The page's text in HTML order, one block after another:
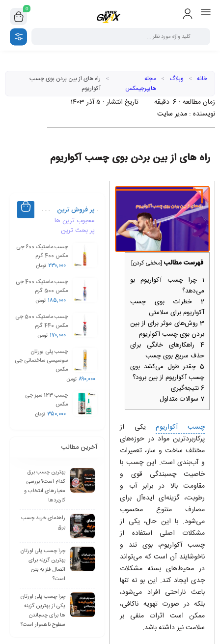
0
خانه > وبلاگ > مجله
هایپرجیمکس
> راه‌ های از بین بردن بوی چسب
آکواریوم
زمان مطالعه : 6 دقیقه تاریخ انتشار : 5 آذر 1403
نویسنده : مدیر سایت
راه‌ های از بین بردن بوی چسب آکواریوم
فهرست مطالب [مخفی کردن]
1 چرا چسب آکواریوم بو
می‌دهد؟
2 خطرات بوی چسب
آکواریوم برای سلامتی
3 روش‌های موثر برای از بین
بردن بوی چسب آکواریوم
4 راهکارهای خانگی برای
حذف سریع بوی چسب
5 چقدر طول می‌کشد بوی
چسب آکواریوم از بین برود؟
6نتیجه‌گیری
7 سوالات متداول
چسب آکواریوم یکی از
پرکاربردترین مواد در حوزه‌های
مختلف ساخت و ساز، تعمیرات
و آب‌بندی است. این چسب با
خاصیت چسبندگی قوی و
مقاومت بالا در برابر آب و
رطوبت، گزینه‌ای ایده‌آل برای
مصارف متنوع محسوب
می‌شود. با این حال، یکی از
مشکلات اصلی استفاده از
چسب آکواریوم، بوی تند و
ناخوشایند آن است که می‌تواند
در محیط‌های بسته مشکلات
جدی ایجاد کند. این بو نه تنها
باعث ناراحتی افراد می‌شود،
بلکه در صورت تهویه ناکافی،
ممکن است اثرات منفی بر
سلامت نیز داشته باشد.
پر فروش ترین
محبوب ترین ها
پر بحث ترین
چسب ماستیک 600 جی
مکس 400 گرم
۲۳۰,۰۰۰ تومان
چسب ماستیک 400 جی
مکس 500 گرم
۱۸۵,۰۰۰ تومان
چسب ماستیک 500 جی
مکس 440 گرم
۱۷۰,۰۰۰ تومان
چسب پلی یورتان
سوسیسی ساختمانی جی
مکس
۸۹۰,۰۰۰ تومان
چسب 123 سبز جی
مکس
۳۵۰,۰۰۰ تومان
آخرین مطالب
بهترین چسب برق
کدام است؟ بررسی
معیارهای انتخاب و
کاربردها
راهنمای خرید چسب
برق
چرا چسب پلی اورتان
بهترین گزینه برای
اتصال فلز به بتن
است؟
چرا چسب پلی اورتان
یکی از بهترین گزینه
ها برای چسباندن
سطوح ناهموار است؟